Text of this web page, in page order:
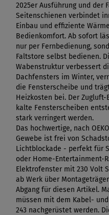
2025er Ausführung und der
Seitenschienen verbindet
Einbau und effiziente
Bedienkomfort. Ab sofort
nur per Fernbedienung,
Faltstore selbst bedienen.
Wabenstruktur verbessert
Dachfensters im Winter,
die Fensterscheibe und
Heizkosten bei. Der
kalte Fensterscheiben
stark verringert werden.
Das hochwertige, nach
Gewebe ist frei von
Lichtblockade - perfekt für
oder Home-Entertainment-
Elektrofenster mit 230 Volt
ab Werk über
Abgang für diesen Artikel.
müssen mit dem Kabel- und
243 nachgerüstet werden.